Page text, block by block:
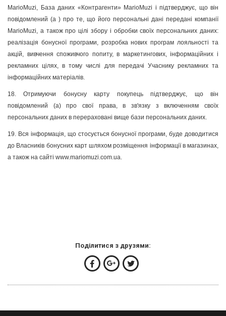
MarioMuzi, База даних «Контрагенти» MarioMuzi і підтверджує, що він
повідомлений (а ) про те, що його персональні дані передані компанії
MarioMuzi, а також про цілі збору і обробки своїх персональних даних:
реалізація бонусної програми, розробка нових програм лояльності та
акцій, вивчення споживчого попиту, в маркетингових, інформаційних і
рекламних цілях, в тому числі для передачі Учаснику рекламних та
інформаційних матеріалів.
18. Отримуючи бонусну карту покупець підтверджує, що він
повідомлений (а) про свої права, в зв'язку з включенням своїх
персональних даних в перераховані вище бази персональних даних.
19. Вся інформація, що стосується бонусної програми, буде доводитися
до Власників бонусних карт шляхом розміщення інформації в магазинах,
а також на сайті www.mariomuzi.com.ua.
Поділитися з друзями: